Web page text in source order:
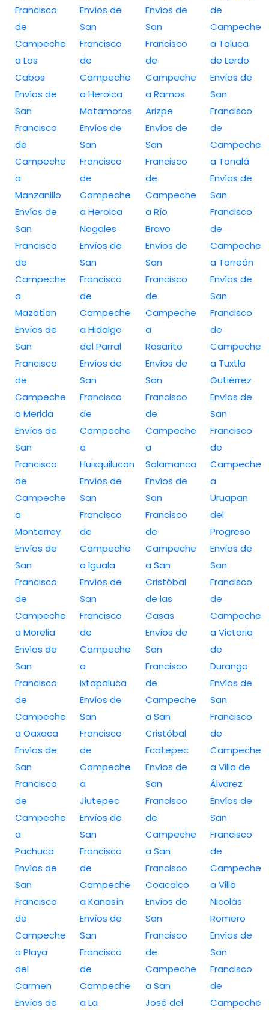
Francisco
de
Campeche
a Los
Cabos
Envíos de
San
Francisco
de
Campeche
a
Manzanillo
Envíos de
San
Francisco
de
Campeche
a
Mazatlan
Envíos de
San
Francisco
de
Campeche
a Merida
Envíos de
San
Francisco
de
Campeche
a
Monterrey
Envíos de
San
Francisco
de
Campeche
a Morelia
Envíos de
San
Francisco
de
Campeche
a Oaxaca
Envíos de
San
Francisco
de
Campeche
a
Pachuca
Envíos de
San
Francisco
de
Campeche
a Playa
del
Carmen
Envíos de
Envíos de
San
Francisco
de
Campeche
a Heroica
Matamoros
Envíos de
San
Francisco
de
Campeche
a Heroica
Nogales
Envíos de
San
Francisco
de
Campeche
a Hidalgo
del Parral
Envíos de
San
Francisco
de
Campeche
a
Huixquilucan
Envíos de
San
Francisco
de
Campeche
a Iguala
Envíos de
San
Francisco
de
Campeche
a
Ixtapaluca
Envíos de
San
Francisco
de
Campeche
a
Jiutepec
Envíos de
San
Francisco
de
Campeche
a Kanasín
Envíos de
San
Francisco
de
Campeche
a La
Envíos de
San
Francisco
de
Campeche
a Ramos
Arizpe
Envíos de
San
Francisco
de
Campeche
a Río
Bravo
Envíos de
San
Francisco
de
Campeche
a
Rosarito
Envíos de
San
Francisco
de
Campeche
a
Salamanca
Envíos de
San
Francisco
de
Campeche
a San
Cristóbal
de las
Casas
Envíos de
San
Francisco
de
Campeche
a San
Cristóbal
Ecatepec
Envíos de
San
Francisco
de
Campeche
a San
Francisco
Coacalco
Envíos de
San
Francisco
de
Campeche
a San
José del
de
Campeche
a Toluca
de Lerdo
Envíos de
San
Francisco
de
Campeche
a Tonalá
Envíos de
San
Francisco
de
Campeche
a Torreón
Envíos de
San
Francisco
de
Campeche
a Tuxtla
Gutiérrez
Envíos de
San
Francisco
de
Campeche
a
Uruapan
del
Progreso
Envíos de
San
Francisco
de
Campeche
a Victoria
de
Durango
Envíos de
San
Francisco
de
Campeche
a Villa de
Álvarez
Envíos de
San
Francisco
de
Campeche
a Villa
Nicolás
Romero
Envíos de
San
Francisco
de
Campeche